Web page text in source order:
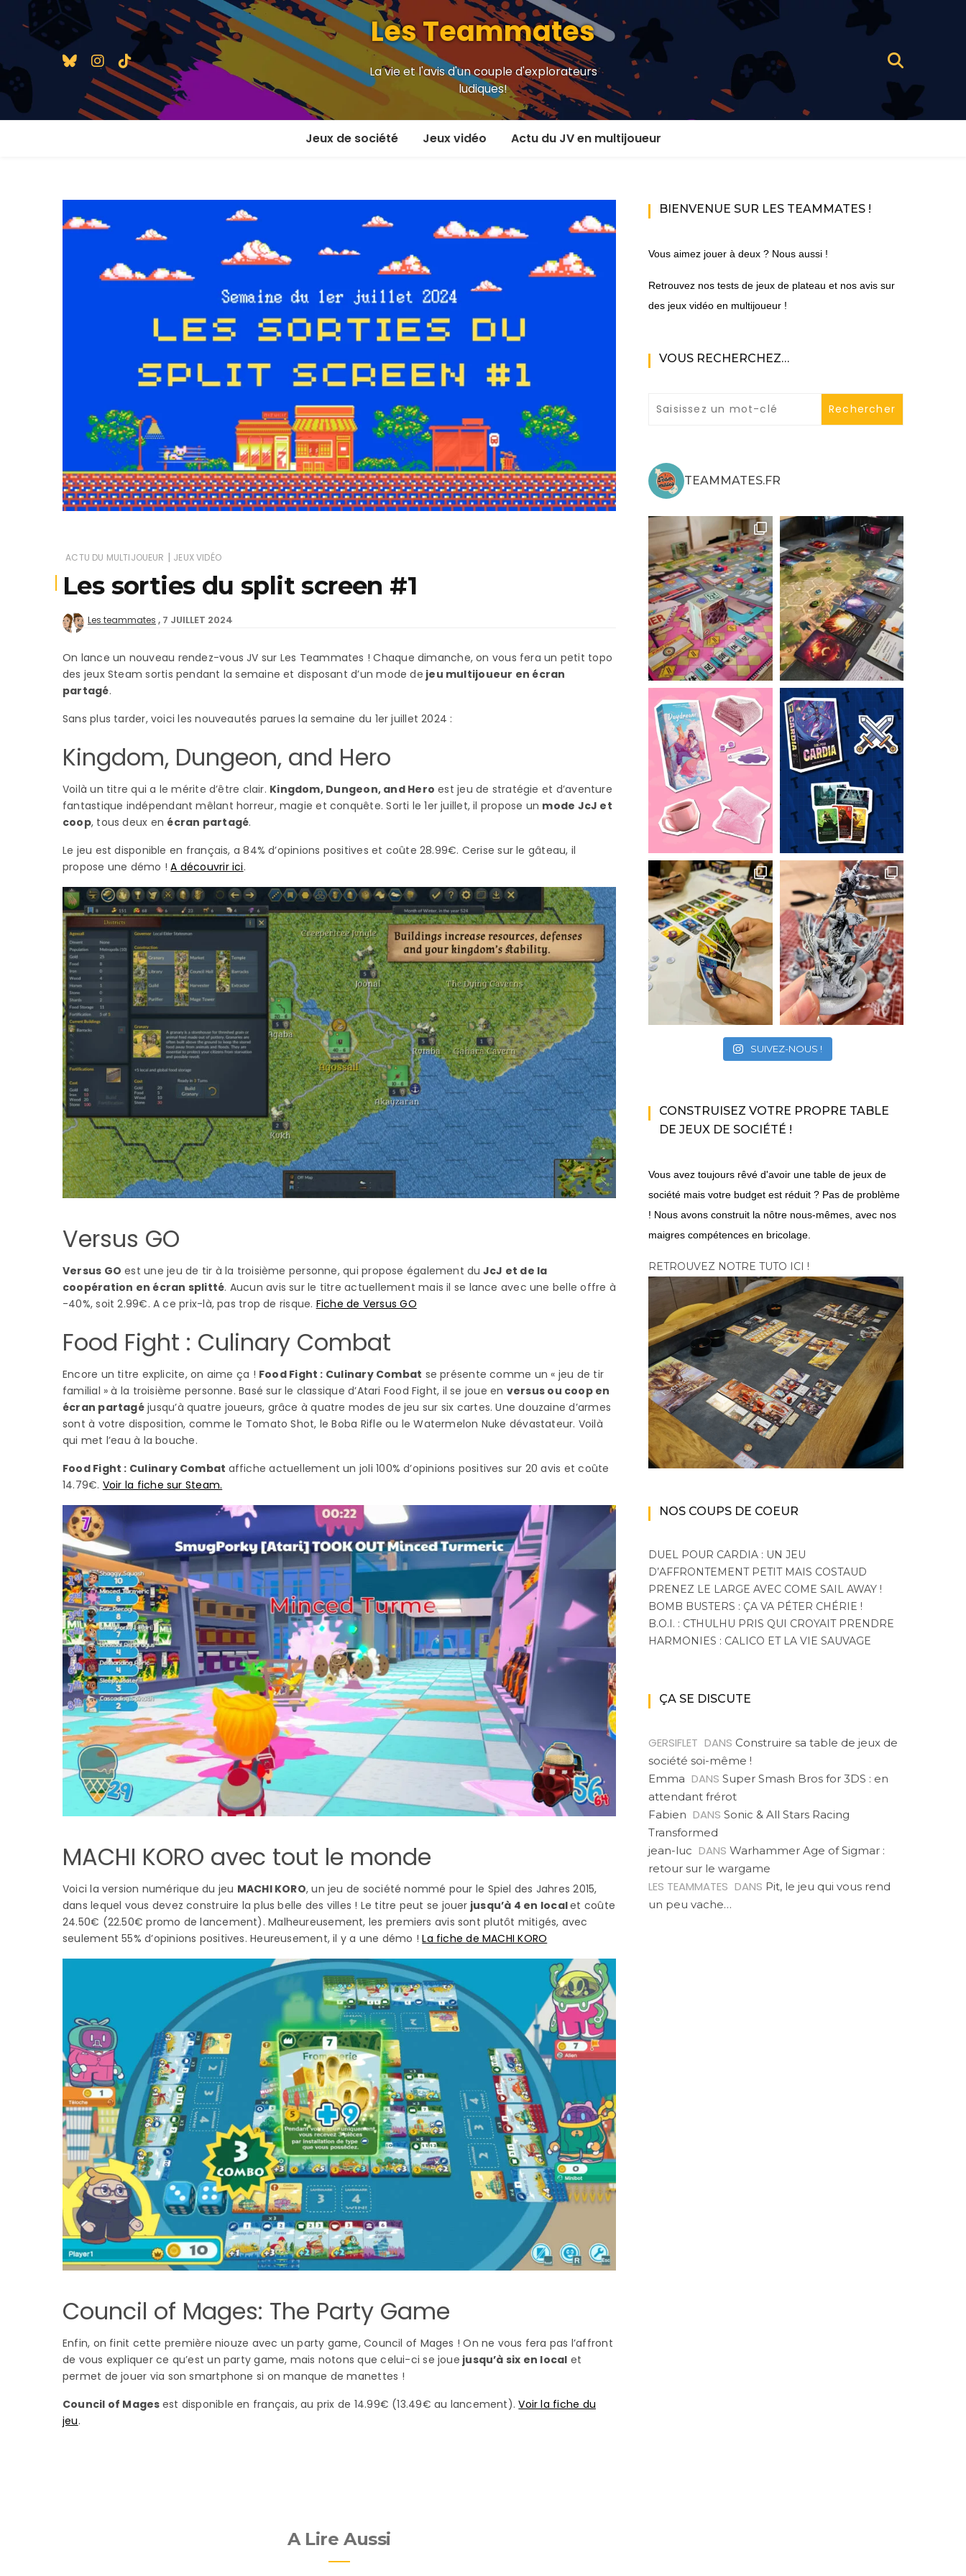
Les Teammates
La vie et l'avis d'un couple d'explorateurs
ludiques!
Jeux de société
2 joueurs
En versus
Jeux Access+
Jeux vidéo
En versus
Local en écran partagé
En ligne
MMORPG
Par plateforme
XBox One
XBox Series X|S
Actu du JV en multijoueur
ACTU DU MULTIJOUEUR | JEUX VIDÉO
Les sorties du split screen #1
Les teammates 7 JUILLET 2024
On lance un nouveau rendez-vous JV sur Les Teammates ! Chaque dimanche, on vous fera un petit topo
des jeux Steam sortis pendant la semaine et disposant d’un mode de jeu multijoueur en écran
partagé.
Sans plus tarder, voici les nouveautés parues la semaine du 1er juillet 2024 :
Kingdom, Dungeon, and Hero
Voilà un titre qui a le mérite d’être clair. Kingdom, Dungeon, and Hero est jeu de stratégie et d’aventure
fantastique indépendant mêlant horreur, magie et conquête. Sorti le 1er juillet, il propose un mode JcJ et
coop, tous deux en écran partagé.
Le jeu est disponible en français, a 84% d’opinions positives et coûte 28.99€. Cerise sur le gâteau, il
propose une démo !A découvrir ici.
Versus GO
Versus GO est une jeu de tir à la troisième personne, qui propose également du JcJ et de la
coopération en écran splitté. Aucun avis sur le titre actuellement mais il se lance avec une belle offre à
-40%, soit 2.99€. A ce prix-là, pas trop de risque. Fiche de Versus GO
Food Fight : Culinary Combat
Encore un titre explicite, on aime ça ! Food Fight : Culinary Combat se présente comme un « jeu de tir
familial » à la troisième personne. Basé sur le classique d’Atari Food Fight, il se joue en versus ou coop en
écran partagéjusqu’à quatre joueurs, grâce à quatre modes de jeu sur six cartes. Une douzaine d’armes
sont à votre disposition, comme le Tomato Shot, le Boba Rifle ou le Watermelon Nuke dévastateur. Voilà
qui met l’eau à la bouche.
Food Fight : Culinary Combat affiche actuellement un joli 100% d’opinions positives sur 20 avis et coûte
14.79€. Voir la fiche sur Steam.
MACHI KORO avec tout le monde
Voici la version numérique du jeu MACHI KORO, un jeu de société nommé pour le Spiel des Jahres 2015,
dans lequel vous devez construire la plus belle des villes ! Le titre peut se jouer jusqu’à 4 en localet coûte
24.50€ (22.50€ promo de lancement). Malheureusement, les premiers avis sont plutôt mitigés, avec
seulement 55% d’opinions positives. Heureusement, il y a une démo !La fiche de MACHI KORO
Council of Mages: The Party Game
Enfin, on finit cette première niouze avec un party game, Council of Mages ! On ne vous fera pas l’affront
de vous expliquer ce qu’est un party game, mais notons que celui-ci se joue jusqu’à six en local et
permet de jouer via son smartphone si on manque de manettes !
Council of Mages est disponible en français, au prix de 14.99€ (13.49€ au lancement).Voir la fiche du
jeu.
A Lire Aussi
BIENVENUE SUR LES TEAMMATES !
Vous aimez jouer à deux ? Nous aussi !
Retrouvez nos tests de jeux de plateau et nos avis sur
des jeux vidéo en multijoueur !
VOUS RECHERCHEZ…
TEAMMATES.FR
SUIVEZ-NOUS !
CONSTRUISEZ VOTRE PROPRE TABLE
DE JEUX DE SOCIÉTÉ !
Vous avez toujours rêvé d'avoir une table de jeux de
société mais votre budget est réduit ? Pas de problème
! Nous avons construit la nôtre nous-mêmes, avec nos
maigres compétences en bricolage.
RETROUVEZ NOTRE TUTO ICI !
NOS COUPS DE COEUR
DUEL POUR CARDIA : UN JEU
D’AFFRONTEMENT PETIT MAIS COSTAUD
PRENEZ LE LARGE AVEC COME SAIL AWAY !
BOMB BUSTERS : ÇA VA PÉTER CHÉRIE !
B.O.I. : CTHULHU PRIS QUI CROYAIT PRENDRE
HARMONIES : CALICO ET LA VIE SAUVAGE
ÇA SE DISCUTE
GERSIFLET DANS Construire sa table de jeux de
société soi-même !
Emma DANS Super Smash Bros for 3DS : en
attendant frérot
Fabien DANS Sonic & All Stars Racing
Transformed
jean-luc DANS Warhammer Age of Sigmar :
retour sur le wargame
LES TEAMMATES DANS Pit, le jeu qui vous rend
un peu vache…